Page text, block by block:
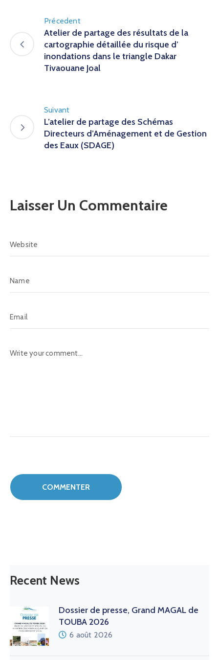
Précedent
Atelier de partage des résultats de la
cartographie détaillée du risque d’
inondations dans le triangle Dakar
Tivaouane Joal
Suivant
L’atelier de partage des Schémas
Directeurs d’Aménagement et de Gestion
des Eaux (SDAGE)
Laisser Un Commentaire
Recent News
Dossier de presse, Grand MAGAL de
TOUBA 2026
6 août 2026